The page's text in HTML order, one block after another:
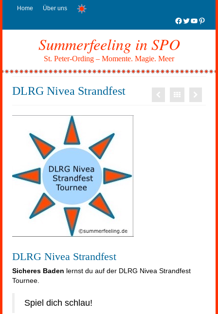
Home Über uns
Facebook
Twitter
Summerfeeling in SPO
St. Peter-Ording – Momente. Magie. Meer
DLRG Nivea Strandfest
DLRG Nivea Strandfest
Sicheres Baden lernst du auf der DLRG Nivea Strandfest
Tournee.
Spiel dich schlau!